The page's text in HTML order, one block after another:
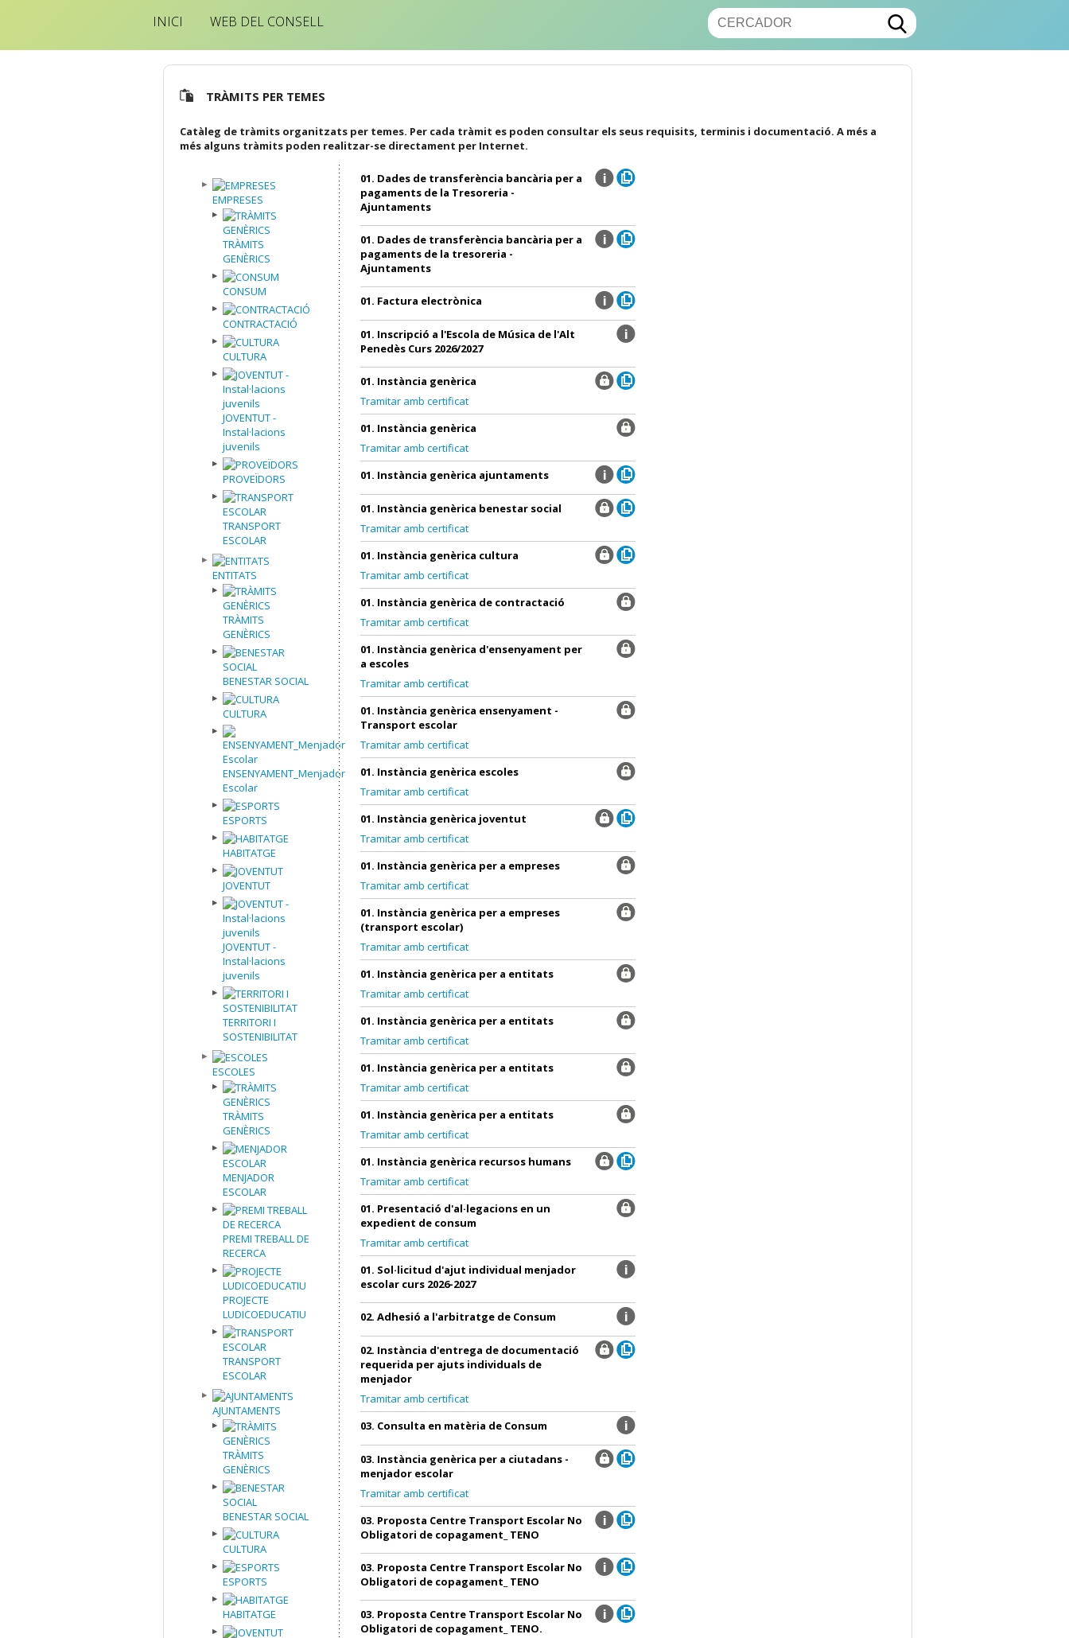
INICI WEB DEL CONSELL
TRÀMITS PER TEMES
Catàleg de tràmits organitzats per temes. Per cada tràmit es poden consultar els seus requisits, terminis i documentació. A més a
més alguns tràmits poden realitzar-se directament per Internet.
EMPRESES
TRÀMITS
GENÈRICS
CONSUM
CONTRACTACIÓ
CULTURA
JOVENTUT -
Instal·lacions
juvenils
PROVEÏDORS
TRANSPORT
ESCOLAR
ENTITATS
TRÀMITS
GENÈRICS
BENESTAR SOCIAL
CULTURA
ENSENYAMENT_Menjador
Escolar
ESPORTS
HABITATGE
JOVENTUT
JOVENTUT -
Instal·lacions
juvenils
TERRITORI I
SOSTENIBILITAT
ESCOLES
TRÀMITS
GENÈRICS
MENJADOR
ESCOLAR
PREMI TREBALL DE
RECERCA
PROJECTE
LUDICOEDUCATIU
TRANSPORT
ESCOLAR
AJUNTAMENTS
TRÀMITS
GENÈRICS
BENESTAR SOCIAL
CULTURA
ESPORTS
HABITATGE
01. Dades de transferència bancària per a
pagaments de la Tresoreria -
Ajuntaments
01. Dades de transferència bancària per a
pagaments de la tresoreria -
Ajuntaments
01. Factura electrònica
01. Inscripció a l'Escola de Música de l'Alt
Penedès Curs 2026/2027
01. Instància genèrica
Tramitar amb certificat
01. Instància genèrica
Tramitar amb certificat
01. Instància genèrica ajuntaments
01. Instància genèrica benestar social
Tramitar amb certificat
01. Instància genèrica cultura
Tramitar amb certificat
01. Instància genèrica de contractació
Tramitar amb certificat
01. Instància genèrica d'ensenyament per
a escoles
Tramitar amb certificat
01. Instància genèrica ensenyament -
Transport escolar
Tramitar amb certificat
01. Instància genèrica escoles
Tramitar amb certificat
01. Instància genèrica joventut
Tramitar amb certificat
01. Instància genèrica per a empreses
Tramitar amb certificat
01. Instància genèrica per a empreses
(transport escolar)
Tramitar amb certificat
01. Instància genèrica per a entitats
Tramitar amb certificat
01. Instància genèrica per a entitats
Tramitar amb certificat
01. Instància genèrica per a entitats
Tramitar amb certificat
01. Instància genèrica per a entitats
Tramitar amb certificat
01. Instància genèrica recursos humans
Tramitar amb certificat
01. Presentació d'al·legacions en un
expedient de consum
Tramitar amb certificat
01. Sol·licitud d'ajut individual menjador
escolar curs 2026-2027
02. Adhesió a l'arbitratge de Consum
02. Instància d'entrega de documentació
requerida per ajuts individuals de
menjador
Tramitar amb certificat
03. Consulta en matèria de Consum
03. Instància genèrica per a ciutadans -
menjador escolar
Tramitar amb certificat
03. Proposta Centre Transport Escolar No
Obligatori de copagament_ TENO
03. Proposta Centre Transport Escolar No
Obligatori de copagament_ TENO
03. Proposta Centre Transport Escolar No
Obligatori de copagament_ TENO.